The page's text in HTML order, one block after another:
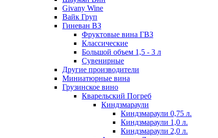
Givany Wine
Вайк Груп
Гиневан ВЗ
Фруктовые вина ГВЗ
Классические
Большой объем 1,5 - 3 л
Сувенирные
Другие производители
Миниатюрные вина
Грузинское вино
Кварельский Погреб
Киндзмараули
Киндзмараули 0,75 л.
Киндзмараули 1,0 л.
Киндзмараули 2,0 л.